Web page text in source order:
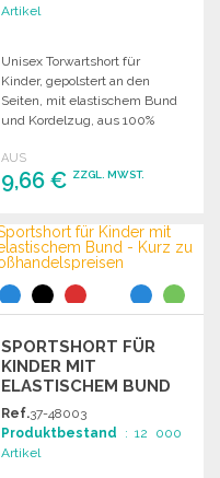
Artikel
Unisex Torwartshort für
Kinder, gepolstert an den
Seiten, mit elastischem Bund
und Kordelzug, aus 100%
AUS
9,66 € ZZGL. MWST.
BESTELLEN
Angebot anfordern
SPORTSHORT FÜR
KINDER MIT
ELASTISCHEM BUND
Ref.37-48003
Produktbestand : 12 000
Artikel